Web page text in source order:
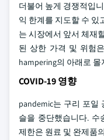
더불어 높게 경쟁적입
익 한계를 지도할 수 있
는 시장에서 앞서 체재
된 상한 가격 및 위험
hampering의 아래로
COVID-19 영향
pandemic는 구리 포일
슬을 중단했습니다.
제한은 원료 및 완제품